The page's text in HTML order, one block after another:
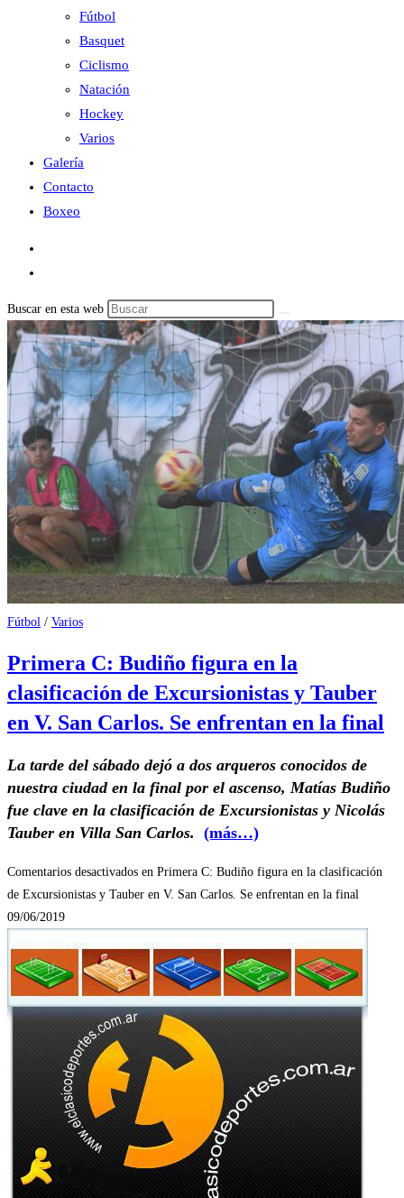
Fútbol
Basquet
Ciclismo
Natación
Hockey
Varios
Galería
Contacto
Boxeo
Buscar en esta web
Fútbol / Varios
Primera C: Budiño figura en la
clasificación de Excursionistas y Tauber
en V. San Carlos. Se enfrentan en la final
La tarde del sábado dejó a dos arqueros conocidos de
nuestra ciudad en la final por el ascenso, Matías Budiño
fue clave en la clasificación de Excursionistas y Nicolás
Tauber en Villa San Carlos. (más…)
Comentarios desactivados en Primera C: Budiño figura en la clasificación
de Excursionistas y Tauber en V. San Carlos. Se enfrentan en la final
09/06/2019